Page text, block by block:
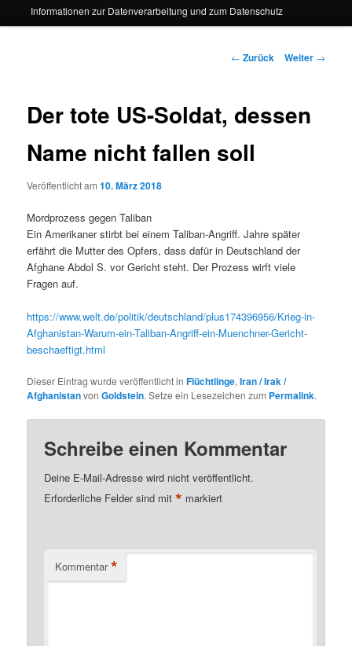
Informationen zur Datenverarbeitung und zum Datenschutz
Beitragsnavigation
← Zurück Weiter →
Der tote US-Soldat, dessen
Name nicht fallen soll
Veröffentlicht am10. März 2018
Mordprozess gegen Taliban
Ein Amerikaner stirbt bei einem Taliban-Angriff. Jahre später
erfährt die Mutter des Opfers, dass dafür in Deutschland der
Afghane Abdol S. vor Gericht steht. Der Prozess wirft viele
Fragen auf.
https://www.welt.de/politik/deutschland/plus174396956/Krieg-in-
Afghanistan-Warum-ein-Taliban-Angriff-ein-Muenchner-Gericht-
beschaeftigt.html
Dieser Eintrag wurde veröffentlicht inFlüchtlinge,Iran / Irak /
AfghanistanvonGoldstein. Setze ein Lesezeichen zum Permalink.
Schreibe einen Kommentar
Deine E-Mail-Adresse wird nicht veröffentlicht.
Erforderliche Felder sind mit* markiert
Kommentar *